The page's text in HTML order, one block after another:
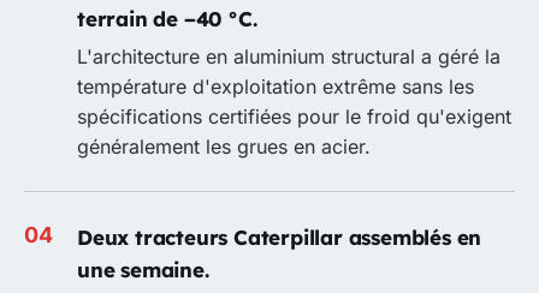
terrain de −40 °C.
L'architecture en aluminium structural a géré la
température d'exploitation extrême sans les
spécifications certifiées pour le froid qu'exigent
généralement les grues en acier.
Deux tracteurs Caterpillar assemblés en
une semaine.